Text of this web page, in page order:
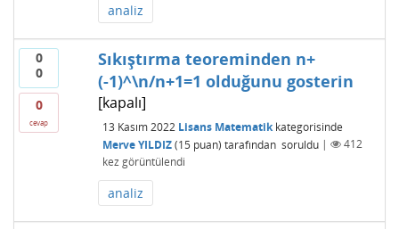
analiz
0
0
0
cevap
Sıkıştırma teoreminden n+
(-1)^\n/n+1=1 olduğunu gosterin
[kapalı]
13 Kasım 2022 Lisans Matematikkategorisinde
Merve YILDIZ (15 puan) tarafından soruldu |
412
kez görüntülendi
analiz